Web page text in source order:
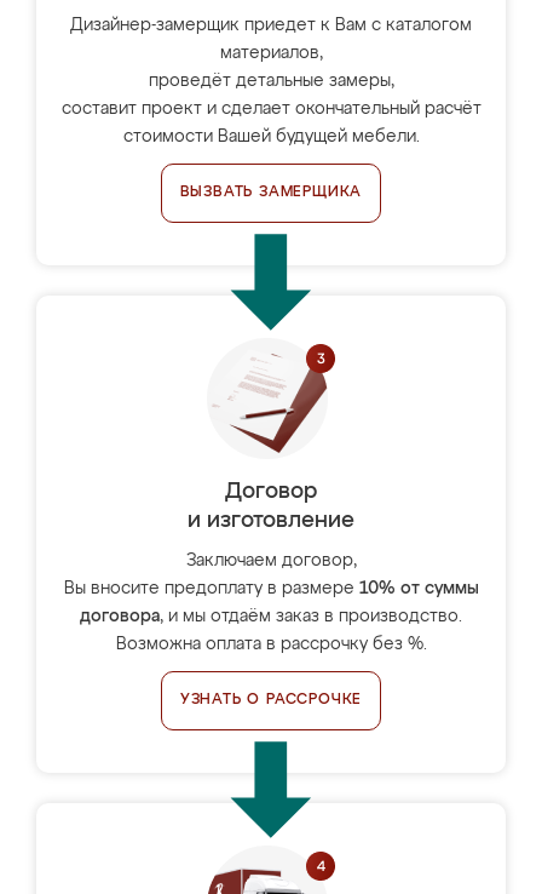
Дизайнер-замерщик приедет к Вам с каталогом
материалов,
проведёт детальные замеры,
составит проект и сделает окончательный расчёт
стоимости Вашей будущей мебели.
ВЫЗВАТЬ ЗАМЕРЩИКА
Договор
и изготовление
Заключаем договор,
Вы вносите предоплату в размере 10% от суммы
договора, и мы отдаём заказ в производство.
Возможна оплата в рассрочку без %.
УЗНАТЬ О РАССРОЧКЕ